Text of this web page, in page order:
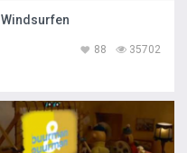
Windsurfen
35702
88